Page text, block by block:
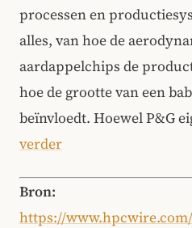
processen en
alles, van hoe de
aardappelchips de
hoe de grootte van een
beïnvloedt. Hoewel P&G
verder
Bron:
https://